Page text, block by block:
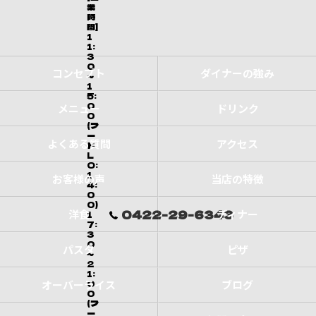
0422-29-6343
業
時
間]
1
1:
3
0
～
1
5:
0
0
(フ
ー
ド
L
O:
1
4:
0
0)
1
7:
3
0
～
2
1:
0
0
(フ
ー
コンセプト ダイナーの強み
メニュー ドリンク
よくある質問 アクセス
お客様の声 当店の特徴
洋食 ディナー
パスタ ピザ
オーバーライス ブログ